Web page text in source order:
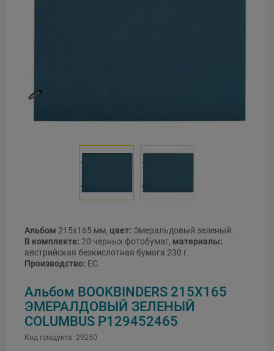
Альбом 215x165 мм, цвет: Эмеральдовый зеленый.
В комплекте: 20 черных фотобумаг, материалы:
австрийская безкислотная бумага 230 г.
Производство: ЕС.
Альбом BOOKBINDERS 215X165
ЭМЕРАЛДОВЫЙ ЗЕЛЕНЫЙ
COLUMBUS P129452465
Код продукта: 29250